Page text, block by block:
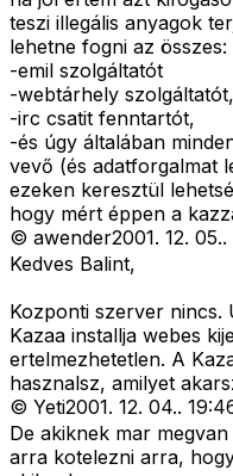
teszi illegális anyagok
lehetne fogni az összes:
-emil szolgáltatót
-webtárhely szolgáltatót,
-irc csatit fenntartót,
-és úgy általában
vevő (és adatforgalmat
ezeken keresztül
hogy mért éppen a
© awender2001. 12. 05..
Kedves Balint,
Kozponti szerver nincs.
Kazaa installja webes
ertelmezhetetlen. A
hasznalsz, amilyet
© Yeti2001. 12. 04..
De akiknek mar
arra kotelezni arra,